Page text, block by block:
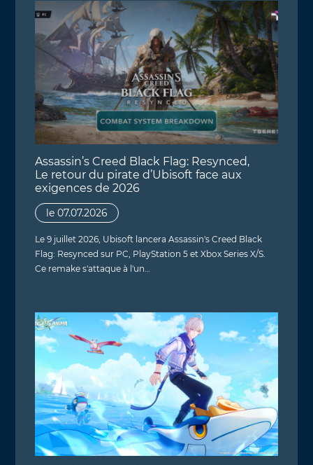
Assassin’s Creed Black Flag: Resynced,
Le retour du pirate d’Ubisoft face aux
exigences de 2026
le 07.07.2026
Le 9 juillet 2026, Ubisoft lancera Assassin's Creed Black
Flag: Resynced sur PC, PlayStation 5 et Xbox Series X/S.
Ce remake s'attaque à l'un…